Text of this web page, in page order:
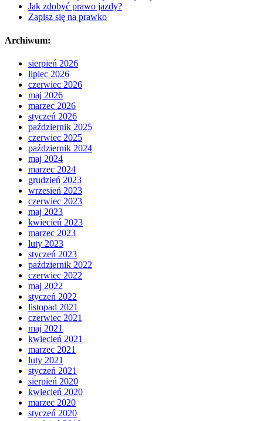
Jak zdobyć prawo jazdy?
Zapisz się na prawko
Archiwum:
sierpień 2026
lipiec 2026
czerwiec 2026
maj 2026
marzec 2026
styczeń 2026
październik 2025
czerwiec 2025
październik 2024
maj 2024
marzec 2024
grudzień 2023
wrzesień 2023
czerwiec 2023
maj 2023
kwiecień 2023
marzec 2023
luty 2023
styczeń 2023
październik 2022
czerwiec 2022
maj 2022
styczeń 2022
listopad 2021
czerwiec 2021
maj 2021
kwiecień 2021
marzec 2021
luty 2021
styczeń 2021
sierpień 2020
kwiecień 2020
marzec 2020
styczeń 2020